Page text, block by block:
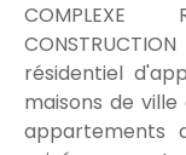
COMPLEXE
résidentiel
maisons de
appartements